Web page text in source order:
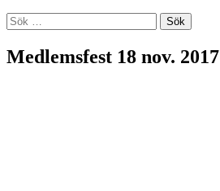
Sök
efter:
Medlemsfest 18 nov. 2017